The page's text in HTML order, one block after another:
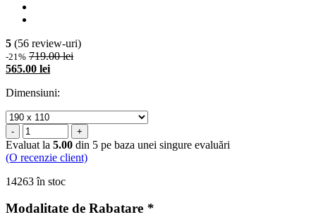
5 (56 review-uri)
-21% 719.00 lei
565.00 lei
Dimensiuni:
- +
Evaluat la 5.00 din 5 pe baza unei singure evaluări
(O recenzie client)
14263 în stoc
Modalitate de Rabatare *